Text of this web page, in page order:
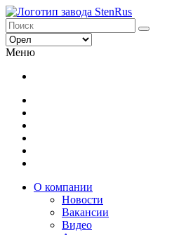
Меню
О компании
Новости
Вакансии
Видео